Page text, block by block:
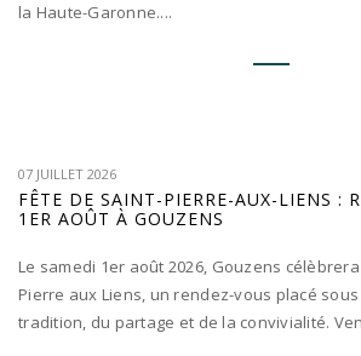
la Haute-Garonne....
07 JUILLET 2026
FÊTE DE SAINT-PIERRE-AUX-LIENS :
1ER AOÛT À GOUZENS
Le samedi 1er août 2026, Gouzens
Pierre aux Liens, un rendez-vous placé
tradition, du partage et de la convivialité.